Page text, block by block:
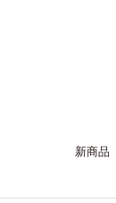
新商品